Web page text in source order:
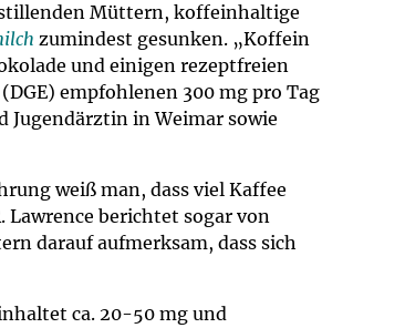
stillenden Müttern, koffeinhaltige
zumindest gesunken. „Koffein
und einigen rezeptfreien
empfohlenen 300 mg pro Tag
Jugendärztin in Weimar sowie
weiß man, dass viel Kaffee
Lawrence berichtet sogar von
darauf aufmerksam, dass sich
ca. 20-50 mg und